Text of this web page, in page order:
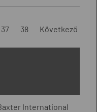
37 38 Következő
International